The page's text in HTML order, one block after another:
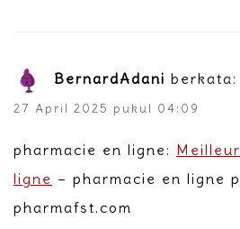
BernardAdani berkata:
27 April 2025 pukul 04:09
pharmacie en ligne:
ligne – pharmacie en ligne
pharmafst.com